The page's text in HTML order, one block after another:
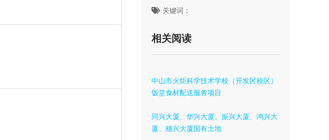
关键词：
相关阅读
中山市火炬科学技术学校（开发区校区）
饭堂食材配送服务项目
同兴大厦、华兴大厦、振兴大厦、鸿兴大
厦、穗兴大厦国有土地